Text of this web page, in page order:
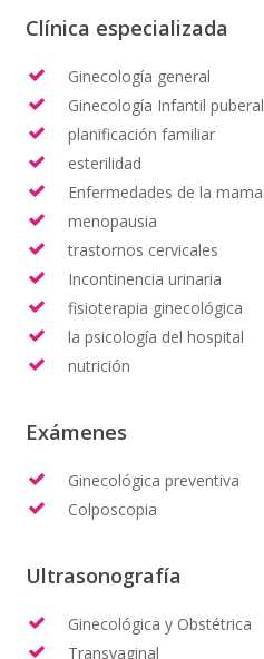
Clínica especializada
Ginecología general
Ginecología Infantil puberal
planificación familiar
esterilidad
Enfermedades de la mama
menopausia
trastornos cervicales
Incontinencia urinaria
fisioterapia ginecológica
la psicología del hospital
nutrición
Exámenes
Ginecológica preventiva
Colposcopia
Ultrasonografía
Ginecológica y Obstétrica
Transvaginal